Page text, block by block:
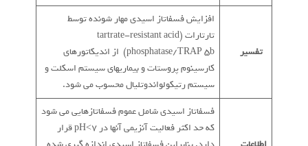
تفسیر
افزایش فسفاتاز اسیدی مهار شونده توسط
تارتارات (tartrate-resistant acid
phosphatase/TRAP 5b) از اندیکاتورهای
کارسینوم پروستات و بیماریهای سیستم اسکلت و
سیستم رتیکولواندوتلیال محسوب می شود.
فسفاتاز اسیدی شامل عموم فسفاتازهایی می شود
که حد اکثر فعالیت آنزیمی آنها در pH<7 قرار